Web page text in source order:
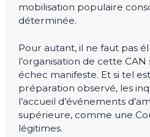
mobilisation populaire
déterminée.
Pour autant, il ne faut pas
l’organisation de cette CAN
échec manifeste. Et si tel
préparation observé, les
l’accueil d’événements
supérieure, comme une
légitimes.